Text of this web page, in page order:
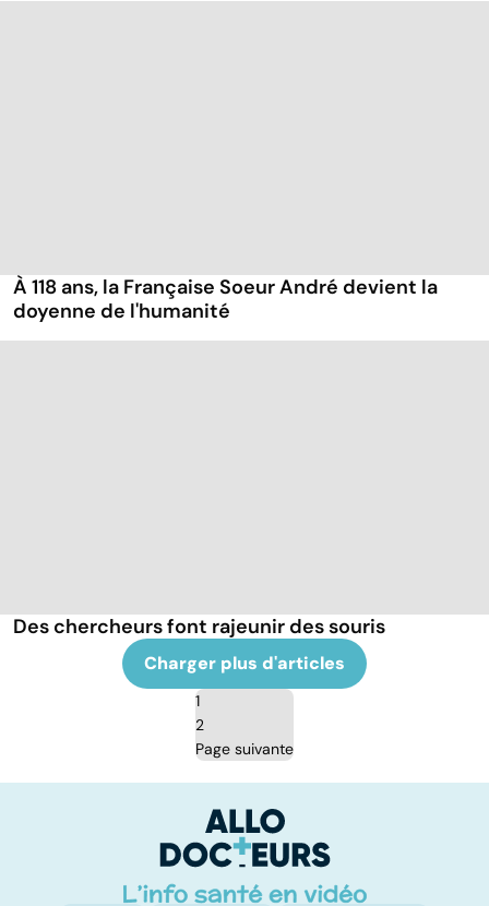
À 118 ans, la Française Soeur André devient la
doyenne de l'humanité
Des chercheurs font rajeunir des souris
Charger plus d'articles
1
2
Page suivante